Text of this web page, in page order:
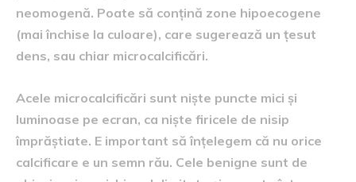
neomogenă. Poate să conțină zone hipoecogene
(mai închise la culoare), care sugerează un țesut
dens, sau chiar microcalcificări.
Acele microcalcificări sunt niște puncte mici și
luminoase pe ecran, ca niște firicele de nisip
împrăștiate. E important să înțelegem că nu orice
calcificare e un semn rău. Cele benigne sunt de